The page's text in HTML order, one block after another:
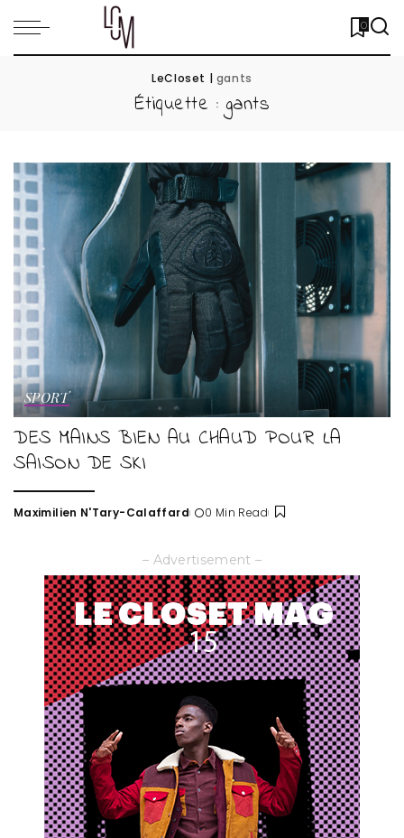
0
LeCloset | gants
Étiquette : gants
SPORT
DES MAINS BIEN AU CHAUD POUR LA
SAISON DE SKI
Posted
Maximilien N'Tary-Calaffard 0 Min Read
– Advertisement –